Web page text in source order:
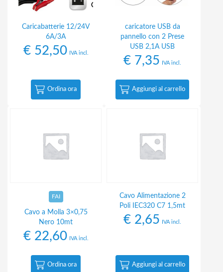
Caricabatterie 12/24V
6A/3A
€52,50 IVA incl.
Ordina ora
caricatore USB da
pannello con 2 Prese
USB 2,1A USB
€ 7,35 IVA incl.
Aggiungi al carrello
FAI
Cavo a Molla 3×0,75
Nero 10mt
€22,60 IVA incl.
Ordina ora
Cavo Alimentazione 2
Poli IEC320 C7 1,5mt
€ 2,65 IVA incl.
Aggiungi al carrello